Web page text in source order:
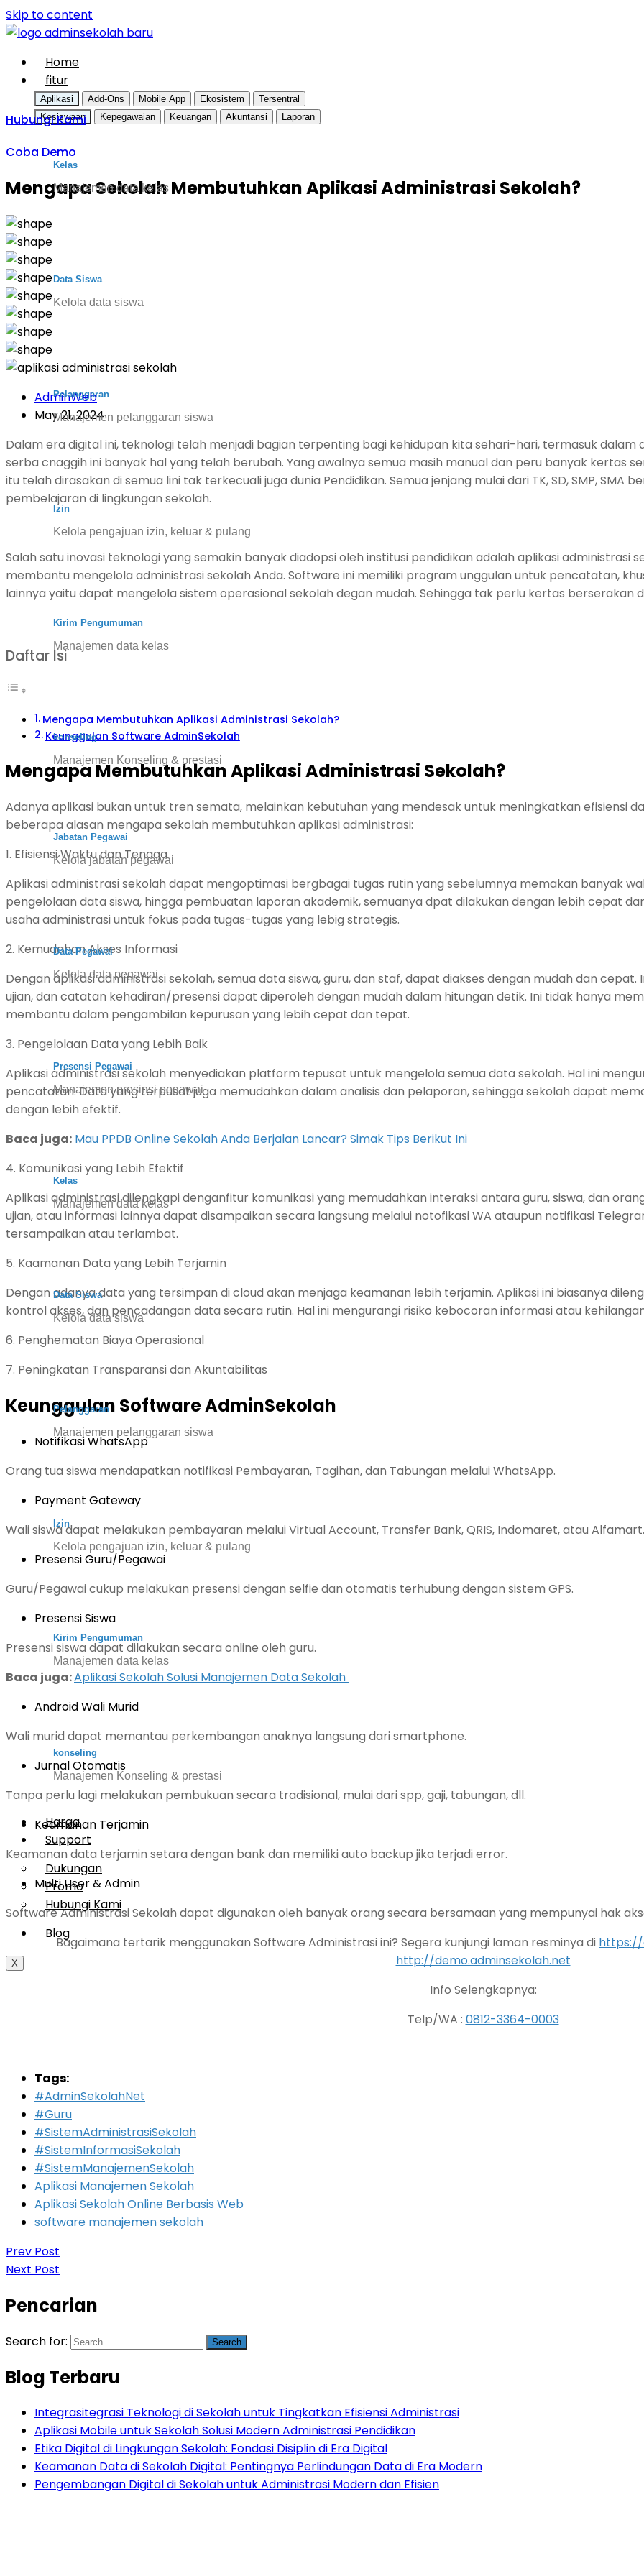
Skip to content
Home
fitur
Aplikasi Add-Ons Mobile App Ekosistem
Tersentral
Kesiswaan
Kepegawaian Keuangan Akuntansi Laporan
Kelas
Manajemen data kelas
Data Siswa
Kelola data siswa
Pelanggaran
Manajemen pelanggaran siswa
Izin
Kelola pengajuan izin, keluar & pulang
Kirim Pengumuman
Manajemen data kelas
konseling
Manajemen Konseling & prestasi
Jabatan Pegawai
Kelola jabatan pegawai
Data Pegawai
Kelola data pegawai
Presensi Pegawai
Manajemen presinsi pegawai
Kelas
Manajemen data kelas
Data Siswa
Kelola data siswa
Pelanggaran
Manajemen pelanggaran siswa
Izin
Kelola pengajuan izin, keluar & pulang
Kirim Pengumuman
Manajemen data kelas
konseling
Manajemen Konseling & prestasi
Harga
Support
Dukungan
Promo
Hubungi Kami
Blog
X
Hubungi Kami
Coba Demo
Mengapa Sekolah Membutuhkan Aplikasi Administrasi Sekolah?
AdminWeb
May 21, 2024
Dalam era digital ini, teknologi telah menjadi bagian terpenting bagi kehidupan kita sehari-hari, termasuk dalam
serba cnaggih ini banyak hal yang telah berubah. Yang awalnya semua masih manual dan peru banyak kertas
itu telah dirasakan di semua lini tak terkecuali juga dunia Pendidikan. Semua jenjang mulai dari TK, SD, SMP,
pembelajaran di lingkungan sekolah.
Salah satu inovasi teknologi yang semakin banyak diadopsi oleh institusi pendidikan adalah aplikasi administrasi
membantu mengelola administrasi sekolah Anda. Software ini memiliki program unggulan untuk pencatatan,
lainnya yaitu dapat mengelola sistem operasional sekolah degan mudah. Sehingga tak perlu kertas
Daftar Isi
Mengapa Membutuhkan Aplikasi Administrasi Sekolah?
Keunggulan Software AdminSekolah
Mengapa Membutuhkan Aplikasi Administrasi Sekolah?
Adanya aplikasi bukan untuk tren semata, melainkan kebutuhan yang mendesak untuk meningkatkan efisiensi
beberapa alasan mengapa sekolah membutuhkan aplikasi administrasi:
1. Efisiensi Waktu dan Tenaga
Aplikasi administrasi sekolah dapat mengoptimasi bergbagai tugas rutin yang sebelumnya memakan banyak
pengelolaan data siswa, hingga pembuatan laporan akademik, semuanya dpat dilakukan dengan lebih cepat
usaha administrasi untuk fokus pada tugas-tugas yang lebig strategis.
2. Kemudahan Akses Informasi
Dengan aplikasi administrasi sekolah, semua data siswa, guru, dan staf, dapat diakses dengan mudah dan
ujian, dan catatan kehadiran/presensi dapat diperoleh dengan mudah dalam hitungan detik. Ini tidak hanya
membantu dalam pengambilan kepurusan yang lebih cepat dan tepat.
3. Pengelolaan Data yang Lebih Baik
Aplikasi administrasi sekolah menyediakan platform tepusat untuk mengelola semua data sekolah. Hal ini
pencatatan. Data yang terpusat juga memudahkan dalam analisis dan pelaporan, sehingga sekolah dapat
dengan lebih efektif.
Baca juga: Mau PPDB Online Sekolah Anda Berjalan Lancar? Simak Tips Berikut Ini
4. Komunikasi yang Lebih Efektif
Aplikasi administrasi dilengkapi denganfitur komunikasi yang memudahkan interaksi antara guru, siswa, dan
ujian, atau informasi lainnya dapat disampaikan secara langsung melalui notofikasi WA ataupun notifikasi
tersampaikan atau terlambat.
5. Kaamanan Data yang Lebih Terjamin
Dengan adanya data yang tersimpan di cloud akan menjaga keamanan lebih terjamin. Aplikasi ini biasanya
kontrol akses, dan pencadangan data secara rutin. Hal ini mengurangi risiko kebocoran informasi atau
6. Penghematan Biaya Operasional
7. Peningkatan Transparansi dan Akuntabilitas
Keunggulan Software AdminSekolah
Notifikasi WhatsApp
Orang tua siswa mendapatkan notifikasi Pembayaran, Tagihan, dan Tabungan melalui WhatsApp.
Payment Gateway
Wali siswa dapat melakukan pembayaran melalui Virtual Account, Transfer Bank, QRIS, Indomaret, atau Alfamart.
Presensi Guru/Pegawai
Guru/Pegawai cukup melakukan presensi dengan selfie dan otomatis terhubung dengan sistem GPS.
Presensi Siswa
Presensi siswa dapat dilakukan secara online oleh guru.
Baca juga:Aplikasi Sekolah Solusi Manajemen Data Sekolah
Android Wali Murid
Wali murid dapat memantau perkembangan anaknya langsung dari smartphone.
Jurnal Otomatis
Tanpa perlu lagi melakukan pembukuan secara tradisional, mulai dari spp, gaji, tabungan, dll.
Keamanan Terjamin
Keamanan data terjamin setara dengan bank dan memiliki auto backup jika terjadi error.
Multi User & Admin
Software Administrasi Sekolah dapat digunakan oleh banyak orang secara bersamaan yang mempunyai hak
Bagaimana tertarik menggunakan Software Administrasi ini? Segera kunjungi laman resminya di https://
http://demo.adminsekolah.net
Info Selengkapnya:
Telp/WA : 0812-3364-0003
Tags:
#AdminSekolahNet
#Guru
#SistemAdministrasiSekolah
#SistemInformasiSekolah
#SistemManajemenSekolah
Aplikasi Manajemen Sekolah
Aplikasi Sekolah Online Berbasis Web
software manajemen sekolah
Prev Post
Next Post
Pencarian
Search for:
Blog Terbaru
Integrasitegrasi Teknologi di Sekolah untuk Tingkatkan Efisiensi Administrasi
Aplikasi Mobile untuk Sekolah Solusi Modern Administrasi Pendidikan
Etika Digital di Lingkungan Sekolah: Fondasi Disiplin di Era Digital
Keamanan Data di Sekolah Digital: Pentingnya Perlindungan Data di Era Modern
Pengembangan Digital di Sekolah untuk Administrasi Modern dan Efisien